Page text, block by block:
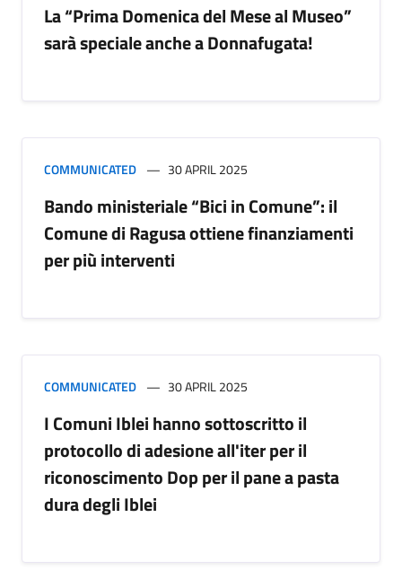
La “Prima Domenica del Mese al Museo”
sarà speciale anche a Donnafugata!
COMMUNICATED 30 APRIL 2025
Bando ministeriale “Bici in Comune”: il
Comune di Ragusa ottiene finanziamenti
per più interventi
COMMUNICATED 30 APRIL 2025
I Comuni Iblei hanno sottoscritto il
protocollo di adesione all'iter per il
riconoscimento Dop per il pane a pasta
dura degli Iblei